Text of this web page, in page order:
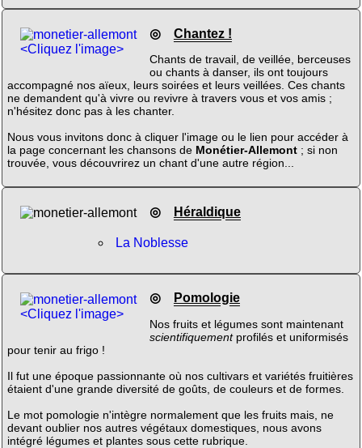
<Cliquez l'image>
◎ Chantez !
Chants de travail, de veillée, berceuses
ou chants à danser, ils ont toujours
accompagné nos aïeux, leurs soirées et leurs veillées. Ces chants
ne demandent qu'à vivre ou revivre à travers vous et vos amis ;
n'hésitez donc pas à les chanter.
Nous vous invitons donc à cliquer l'image ou le lien pour accéder à
la page concernant les chansons de Monétier-Allemont; si non
trouvée, vous découvrirez un chant d'une autre région...
◎ Héraldique
La Noblesse
<Cliquez l'image>
◎ Pomologie
Nos fruits et légumes sont maintenant
scientifiquementprofilés et uniformisés
pour tenir au frigo !
Il fut une époque passionnante où nos cultivars et variétés fruitières
étaient d'une grande diversité de goûts, de couleurs et de formes.
Le mot pomologie n'intègre normalement que les fruits mais, ne
devant oublier nos autres végétaux domestiques, nous avons
intégré légumes et plantes sous cette rubrique.